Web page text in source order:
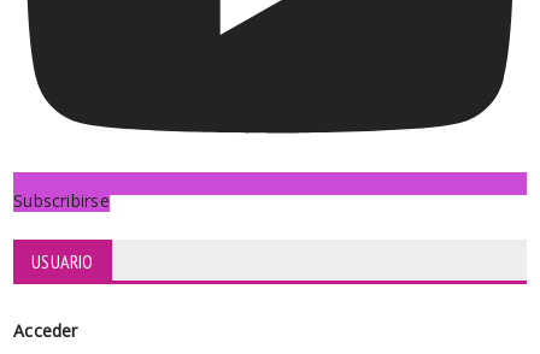
Subscribirse
USUARIO
Acceder